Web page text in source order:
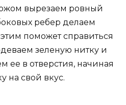
вырезаем ровный
ребер делаем
поможет справиться
зеленую нитку и
ее в отверстия, начиная
на свой вкус.